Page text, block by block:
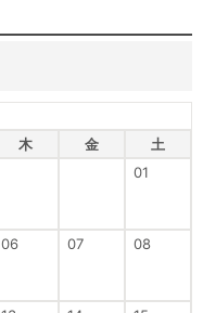
木 金
土
01
06 07 08